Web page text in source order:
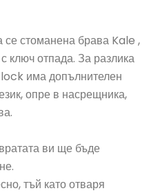
стоманена брава Kale ,
ключ отпада. За разлика
има допълнителен
опре в насрещника,
ви ще бъде
тъй като отваря